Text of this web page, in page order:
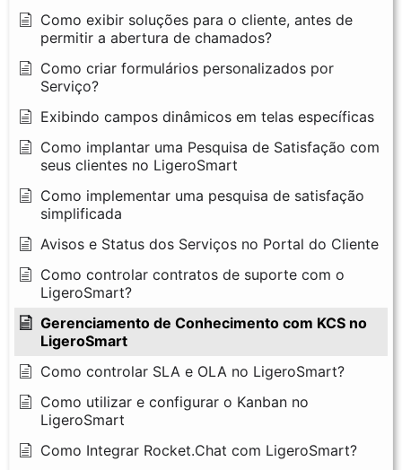
Como exibir soluções para o cliente, antes de
permitir a abertura de chamados?
Como criar formulários personalizados por
Serviço?
Exibindo campos dinâmicos em telas específicas
Como implantar uma Pesquisa de Satisfação com
seus clientes no LigeroSmart
Como implementar uma pesquisa de satisfação
simplificada
Avisos e Status dos Serviços no Portal do Cliente
Como controlar contratos de suporte com o
LigeroSmart?
Gerenciamento de Conhecimento com KCS no
LigeroSmart
Como controlar SLA e OLA no LigeroSmart?
Como utilizar e configurar o Kanban no
LigeroSmart
Como Integrar Rocket.Chat com LigeroSmart?